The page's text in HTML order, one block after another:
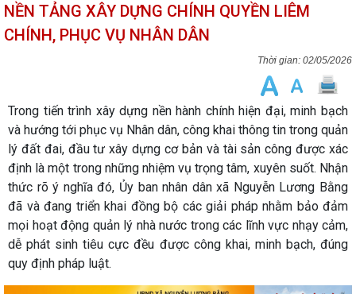
NỀN TẢNG XÂY DỰNG CHÍNH QUYỀN LIÊM
CHÍNH, PHỤC VỤ NHÂN DÂN
02/05/2026
Trong tiến trình xây dựng nền hành chính hiện đại, minh bạch
và hướng tới phục vụ Nhân dân, công khai thông tin trong quản
lý đất đai, đầu tư xây dựng cơ bản và tài sản công được xác
định là một trong những nhiệm vụ trọng tâm, xuyên suốt. Nhận
thức rõ ý nghĩa đó, Ủy ban nhân dân xã Nguyễn Lương Bằng
đã và đang triển khai đồng bộ các giải pháp nhằm bảo đảm
mọi hoạt động quản lý nhà nước trong các lĩnh vực nhạy cảm,
dễ phát sinh tiêu cực đều được công khai, minh bạch, đúng
quy định pháp luật.